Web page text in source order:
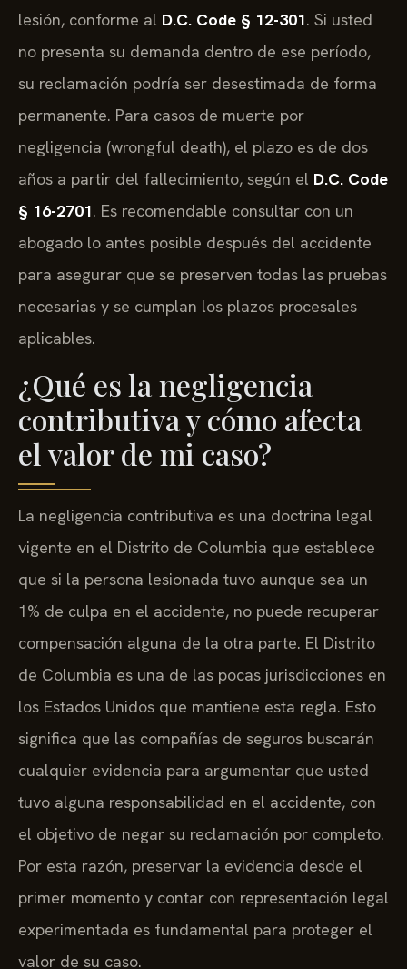
lesión, conforme al D.C. Code § 12-301. Si usted
no presenta su demanda dentro de ese período,
su reclamación podría ser desestimada de forma
permanente. Para casos de muerte por
negligencia (wrongful death), el plazo es de dos
años a partir del fallecimiento, según el D.C. Code
§ 16-2701. Es recomendable consultar con un
abogado lo antes posible después del accidente
para asegurar que se preserven todas las pruebas
necesarias y se cumplan los plazos procesales
aplicables.
¿Qué es la negligencia
contributiva y cómo afecta
el valor de mi caso?
La negligencia contributiva es una doctrina legal
vigente en el Distrito de Columbia que establece
que si la persona lesionada tuvo aunque sea un
1% de culpa en el accidente, no puede recuperar
compensación alguna de la otra parte. El Distrito
de Columbia es una de las pocas jurisdicciones en
los Estados Unidos que mantiene esta regla. Esto
significa que las compañías de seguros buscarán
cualquier evidencia para argumentar que usted
tuvo alguna responsabilidad en el accidente, con
el objetivo de negar su reclamación por completo.
Por esta razón, preservar la evidencia desde el
primer momento y contar con representación legal
experimentada es fundamental para proteger el
valor de su caso.